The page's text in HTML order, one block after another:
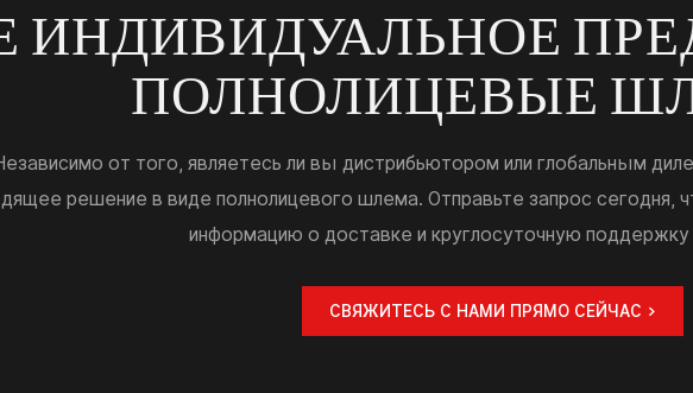
ИНДИВИДУАЛЬНОЕ
ПОЛНОЛИЦЕВЫЕ
от того, являетесь ли вы дистрибьютором или глобальным
решение в виде полнолицевого шлема. Отправьте запрос сегодня,
информацию о доставке и круглосуточную поддержку
СВЯЖИТЕСЬ С НАМИ ПРЯМО СЕЙЧАС >